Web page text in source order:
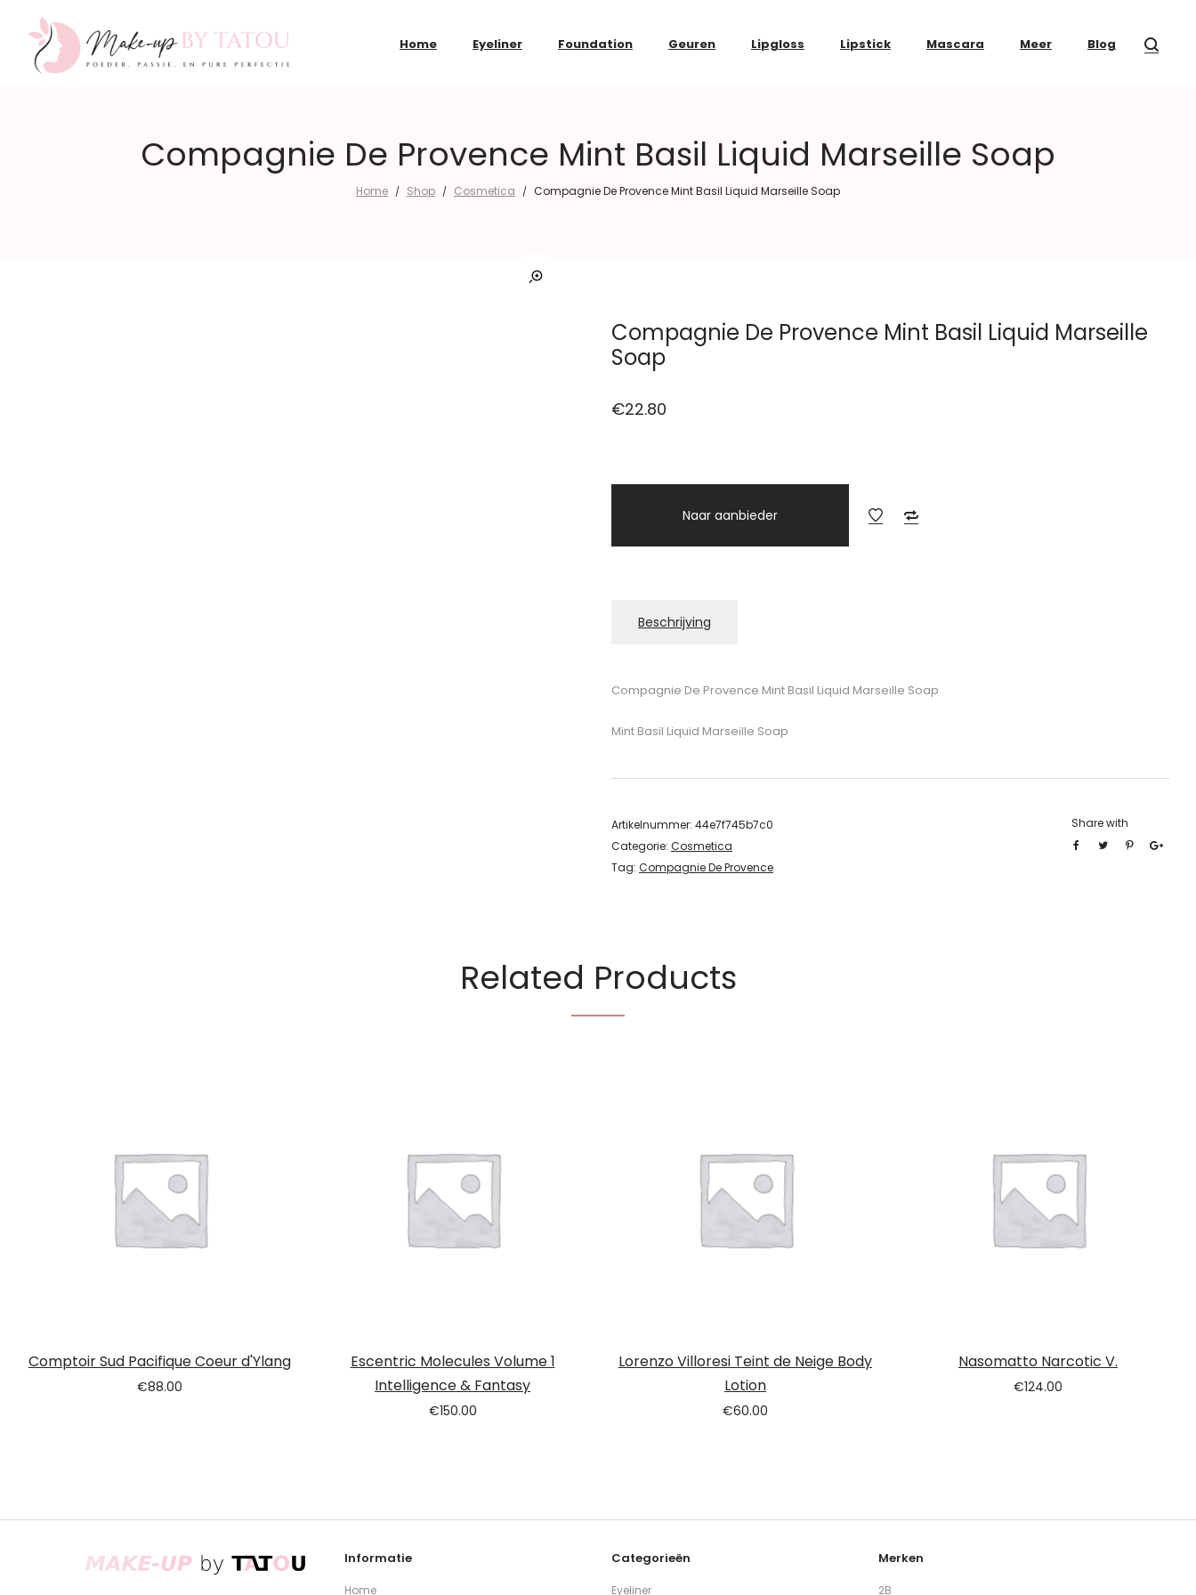
Home Eyeliner Foundation Geuren Lipgloss Lipstick Mascara Meer Blog
Compagnie De Provence Mint Basil Liquid Marseille Soap
Home / Shop / Cosmetica / Compagnie De Provence Mint Basil Liquid Marseille Soap
Compagnie De Provence Mint Basil Liquid Marseille
Soap
€22.80
Naar aanbieder
Beschrijving
Compagnie De Provence Mint Basil Liquid Marseille Soap
Mint Basil Liquid Marseille Soap
Artikelnummer: 44e7f745b7c0
Categorie: Cosmetica
Tag: Compagnie De Provence
Share with
Related Products
Comptoir Sud Pacifique Coeur d'Ylang
€88.00
Escentric Molecules Volume 1
Intelligence & Fantasy
€150.00
Lorenzo Villoresi Teint de Neige Body
Lotion
€60.00
Nasomatto Narcotic V.
€124.00
Informatie
Home
Categorieën
Eyeliner
Merken
2B